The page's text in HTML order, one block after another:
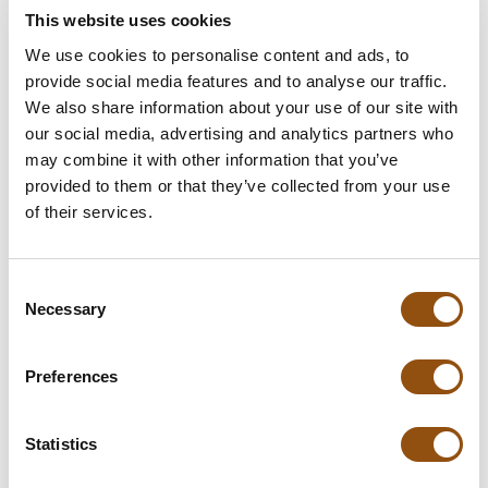
This website uses cookies
We use cookies to personalise content and ads, to
provide social media features and to analyse our traffic.
We also share information about your use of our site with
our social media, advertising and analytics partners who
may combine it with other information that you’ve
provided to them or that they’ve collected from your use
of their services.
Selection
Necessary
Preferences
Statistics
Opmerkingen
In winkelwagentje
**Uiteindelijke prijzen kunnen afwijken door mogelijke hercalculaties in
de winkelwagen.
Gewicht: